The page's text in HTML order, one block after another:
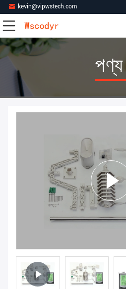
kevin@vipwstech.com
পণ্য